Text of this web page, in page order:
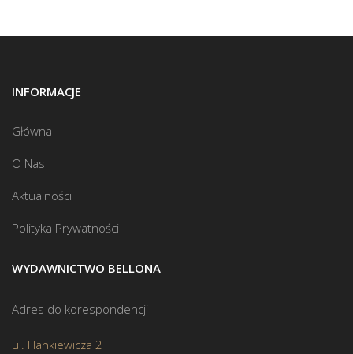
INFORMACJE
Główna
O Nas
Aktualności
Polityka Prywatności
WYDAWNICTWO BELLONA
Adres do korespondencji
ul. Hankiewicza 2